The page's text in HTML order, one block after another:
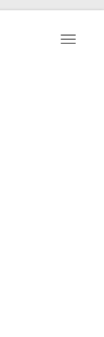
Toggle